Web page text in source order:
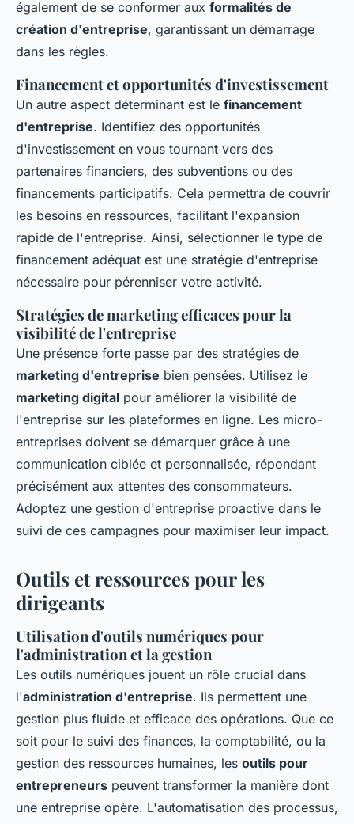
également de se conformer aux formalités de
création d'entreprise, garantissant un démarrage
dans les règles.
Financement et opportunités d'investissement
Un autre aspect déterminant est le financement
d'entreprise. Identifiez des opportunités
d'investissement en vous tournant vers des
partenaires financiers, des subventions ou des
financements participatifs. Cela permettra de couvrir
les besoins en ressources, facilitant l'expansion
rapide de l'entreprise. Ainsi, sélectionner le type de
financement adéquat est une stratégie d'entreprise
nécessaire pour pérenniser votre activité.
Stratégies de marketing efficaces pour la
visibilité de l'entreprise
Une présence forte passe par des stratégies de
marketing d'entreprise bien pensées. Utilisez le
marketing digital pour améliorer la visibilité de
l'entreprise sur les plateformes en ligne. Les micro-
entreprises doivent se démarquer grâce à une
communication ciblée et personnalisée, répondant
précisément aux attentes des consommateurs.
Adoptez une gestion d'entreprise proactive dans le
suivi de ces campagnes pour maximiser leur impact.
Outils et ressources pour les
dirigeants
Utilisation d'outils numériques pour
l'administration et la gestion
Les outils numériques jouent un rôle crucial dans
l'administration d'entreprise. Ils permettent une
gestion plus fluide et efficace des opérations. Que ce
soit pour le suivi des finances, la comptabilité, ou la
gestion des ressources humaines, les outils pour
entrepreneurs peuvent transformer la manière dont
une entreprise opère. L'automatisation des processus,